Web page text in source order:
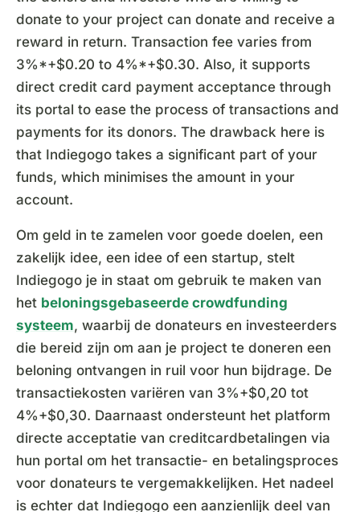
donate to your project can donate and receive a
reward in return. Transaction fee varies from
3%*+$0.20 to 4%*+$0.30. Also, it supports
direct credit card payment acceptance through
its portal to ease the process of transactions and
payments for its donors. The drawback here is
that Indiegogo takes a significant part of your
funds, which minimises the amount in your
account.
Om geld in te zamelen voor goede doelen, een
zakelijk idee, een idee of een startup, stelt
Indiegogo je in staat om gebruik te maken van
het beloningsgebaseerde crowdfunding
systeem, waarbij de donateurs en investeerders
die bereid zijn om aan je project te doneren een
beloning ontvangen in ruil voor hun bijdrage. De
transactiekosten variëren van 3%+$0,20 tot
4%+$0,30. Daarnaast ondersteunt het platform
directe acceptatie van creditcardbetalingen via
hun portal om het transactie- en betalingsproces
voor donateurs te vergemakkelijken. Het nadeel
is echter dat Indiegogo een aanzienlijk deel van